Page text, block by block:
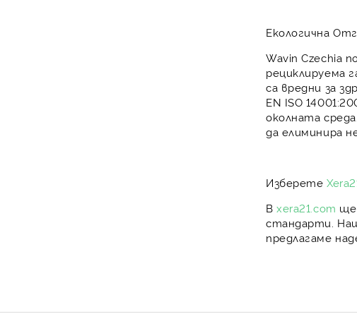
Екологична
Wavin Czechia
рециклируема
са вредни за
EN ISO
околната
да елиминира
Изберете
Вxera21.com ще
стандарти.
предлагаме